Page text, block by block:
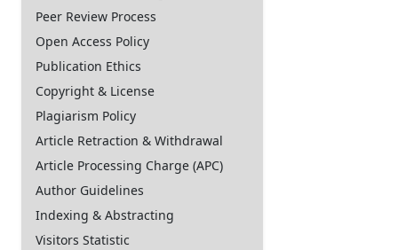
Peer Review Process
Open Access Policy
Publication Ethics
Copyright & License
Plagiarism Policy
Article Retraction & Withdrawal
Article Processing Charge (APC)
Author Guidelines
Indexing & Abstracting
Visitors Statistic